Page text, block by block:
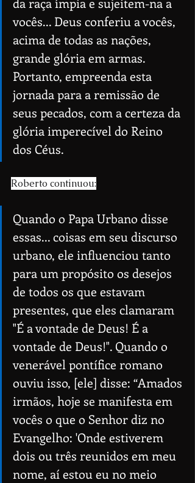
vocês... Deus conferiu a vocês,
acima de todas as nações,
grande glória em armas.
Portanto, empreenda esta
jornada para a remissão de
seus pecados, com a certeza da
glória imperecível do Reino
dos Céus.
Roberto continuou:
Quando o Papa Urbano disse
essas... coisas em seu discurso
urbano, ele influenciou tanto
para um propósito os desejos
de todos os que estavam
presentes, que eles clamaram
"É a vontade de Deus! É a
vontade de Deus!". Quando o
venerável pontífice romano
ouviu isso, [ele] disse: “Amados
irmãos, hoje se manifesta em
vocês o que o Senhor diz no
Evangelho: 'Onde estiverem
dois ou três reunidos em meu
nome, aí estou eu no meio